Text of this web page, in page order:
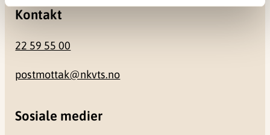
Kontakt
22 59 55 00
postmottak@nkvts.no
Sosiale medier